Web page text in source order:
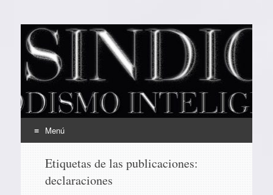
EL SINDICAL
Periodismo Inteligente
Menú
contenido
Etiquetas de las publicaciones:
declaraciones